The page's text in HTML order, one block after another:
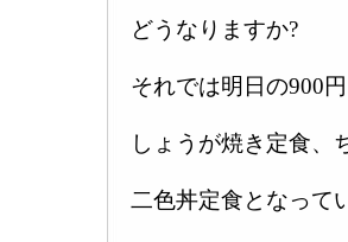
どうなりますか?
それでは明日の900
しょうが焼き定食、
二色丼定食となって